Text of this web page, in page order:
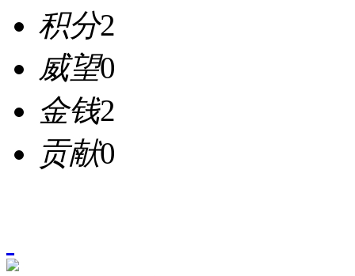
积分2
威望0
金钱2
贡献0